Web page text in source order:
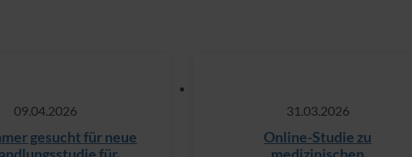
09.​04.​2026
gesucht für neue
31.​03.​2026
Online-Studie zu